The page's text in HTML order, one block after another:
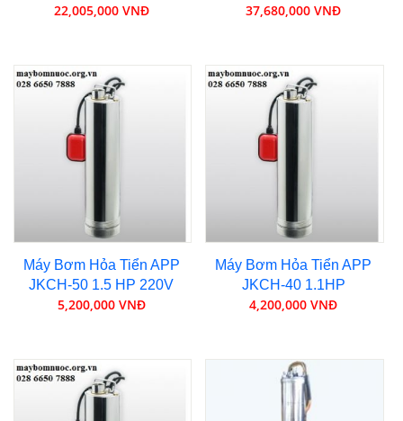
22,005,000 VNĐ 37,680,000 VNĐ
Máy Bơm Hỏa Tiển APP
JKCH-50 1.5 HP 220V
5,200,000 VNĐ
Máy Bơm Hỏa Tiển APP
JKCH-40 1.1HP
4,200,000 VNĐ